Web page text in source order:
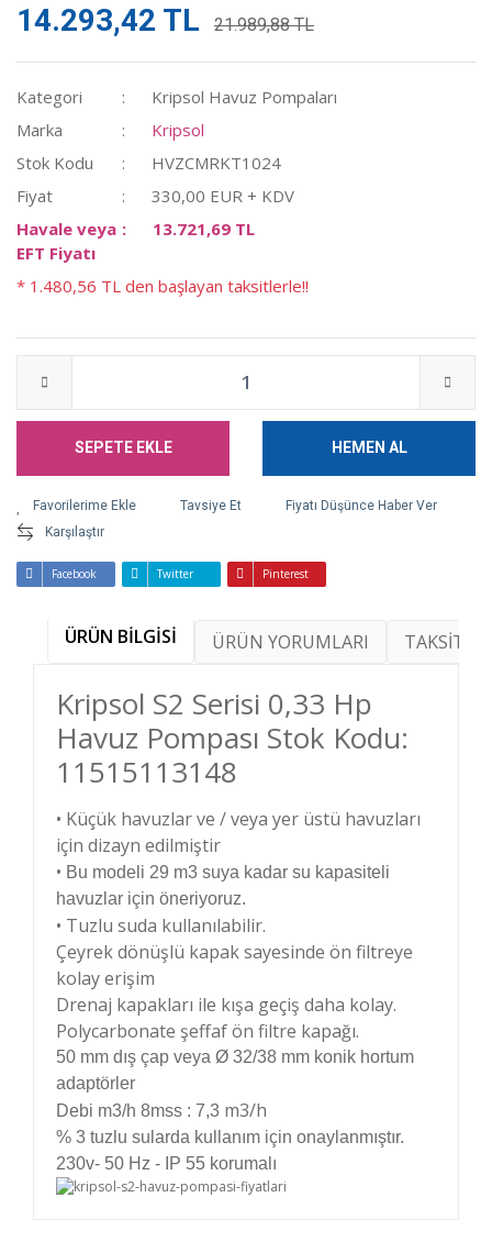
14.293,42 TL 21.989,88 TL
Kategori
Kripsol Havuz Pompaları
Marka
Kripsol
Stok Kodu
HVZCMRKT1024
Fiyat
330,00 EUR + KDV
Havale veya
EFT Fiyatı
13.721,69 TL
* 1.480,56 TL den başlayan taksitlerle!!
SEPETE EKLE HEMEN AL
Tavsiye Et
Fiyatı Düşünce Haber Ver
Karşılaştır
Facebook Twitter Pinterest
ÜRÜN BİLGİSİ ÜRÜN YORUMLARI TAKSİT
Kripsol S2 Serisi 0,33 Hp
Havuz Pompası Stok Kodu:
11515113148
• Küçük havuzlar ve / veya yer üstü havuzları
için dizayn edilmiştir
• Bu modeli 29 m3 suya kadar su kapasiteli
havuzlar için öneriyoruz.
• Tuzlu suda kullanılabilir.
Çeyrek dönüşlü kapak sayesinde ön filtreye
kolayerişim
Drenaj kapakları ile kışa geçiş daha kolay.
Polycarbonate şeffaf ön filtre kapağı.
50 mm dış çap veya Ø 32/38 mm konik hortum
adaptörler
Debi m3/h 8mss : 7,3 m3/h
% 3 tuzlu sularda kullanım için onaylanmıştır.
230v- 50 Hz - IP 55 korumalı